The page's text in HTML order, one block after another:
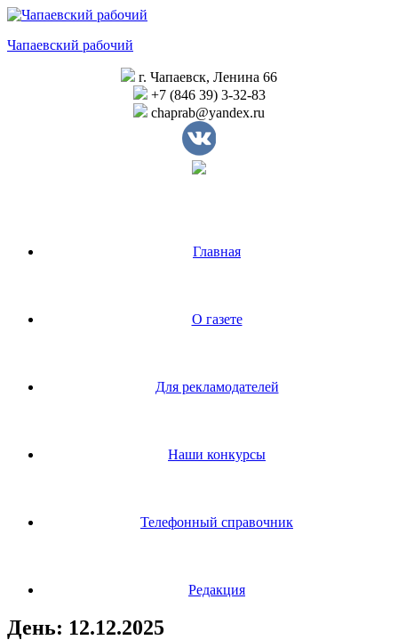
Перейти
содержимому
Чапаевский рабочий
г. Чапаевск, Ленина 66
+7 (846 39) 3-32-83
chaprab@yandex.ru
Главная
О газете
Для рекламодателей
Наши конкурсы
Телефонный справочник
Редакция
День: 12.12.2025